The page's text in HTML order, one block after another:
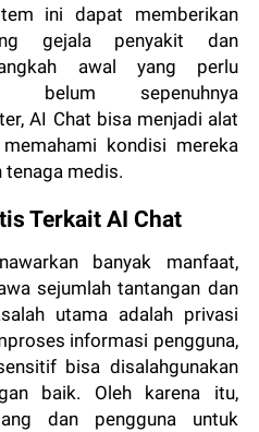
ini dapat memberikan
gejala penyakit dan
langkah awal yang perlu
belum sepenuhnya
AI Chat bisa menjadi alat
kondisi mereka
tenaga medis.
Terkait AI Chat
banyak manfaat,
sejumlah tantangan dan
utama adalah privasi
informasi pengguna,
bisa disalahgunakan
baik. Oleh karena itu,
dan pengguna untuk